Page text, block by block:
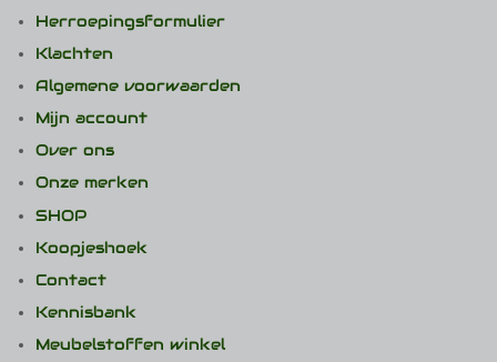
Herroepingsformulier
Klachten
Algemene voorwaarden
Mijn account
Over ons
Onze merken
SHOP
Koopjeshoek
Contact
Kennisbank
Meubelstoffen winkel